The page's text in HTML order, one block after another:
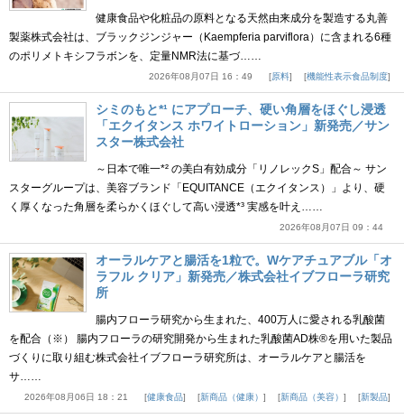
健康食品や化粧品の原料となる天然由来成分を製造する丸善
製薬株式会社は、ブラックジンジャー（Kaempferia parviflora）に含まれる6種
のポリメトキシフラボンを、定量NMR法に基づ……
2026年08月07日 16：49 原料 機能性表示食品制度
シミのもと*¹ にアプローチ、硬い角層をほぐし浸透
「エクイタンス ホワイトローション」新発売／サン
スター株式会社
～日本で唯一*² の美白有効成分「リノレックS」配合～ サン
スターグループは、美容ブランド「EQUITANCE（エクイタンス）」より、硬
く厚くなった角層を柔らかくほぐして高い浸透*³ 実感を叶え……
2026年08月07日 09：44
オーラルケアと腸活を1粒で。Wケアチュアブル「オ
ラフル クリア」新発売／株式会社イブフローラ研究
所
腸内フローラ研究から生まれた、400万人に愛される乳酸菌
を配合（※） 腸内フローラの研究開発から生まれた乳酸菌AD株®を用いた製品
づくりに取り組む株式会社イブフローラ研究所は、オーラルケアと腸活を
サ……
2026年08月06日 18：21 健康食品 新商品（健康） 新商品（美容） 新製品